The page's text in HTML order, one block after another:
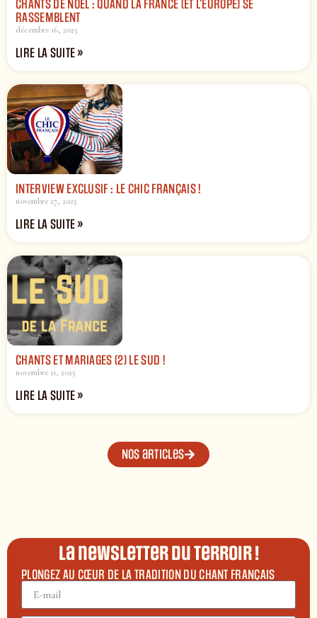
CHANTS DE NOËL : QUAND LA FRANCE (ET L’EUROPE) SE
RASSEMBLENT
décembre 16, 2025
LIRE LA SUITE »
INTERVIEW EXCLUSIF : LE CHIC FRANÇAIS !
novembre 27, 2025
LIRE LA SUITE »
CHANTS ET MARIAGES (2) LE SUD !
novembre 11, 2025
LIRE LA SUITE »
Nos articles
La newsletter du terroir !
PLONGEZ AU CŒUR DE LA TRADITION DU CHANT FRANÇAIS